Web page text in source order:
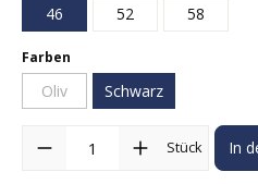
46 52 58
Farben
Oliv(Diese Option ist zurzeit nicht
Schwarz
Produkt Anzahl: Gib den
Stück In